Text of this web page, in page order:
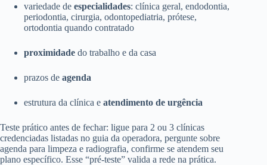
variedade de especialidades: clínica geral, endodontia,
periodontia, cirurgia, odontopediatria, prótese,
ortodontia quando contratado
proximidade do trabalho e da casa
prazos de agenda
estrutura da clínica e atendimento de urgência
Teste prático antes de fechar: ligue para 2 ou 3 clínicas
credenciadas listadas no guia da operadora, pergunte sobre
agenda para limpeza e radiografia, confirme se atendem seu
plano específico. Esse “pré-teste” valida a rede na prática.